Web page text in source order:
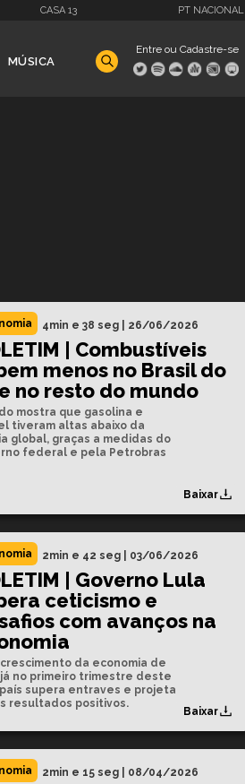
CASA 13 PT NACIONAL
MÚSICA
Entre ou Cadastre-se
4min e 38 seg| 26/06/2026
| Combustíveis
menos no Brasil do
no resto do mundo
mostra que gasolina e
tiveram altas abaixo da
global, graças a medidas do
federal e pela Petrobras
Baixar
2min e 42 seg| 03/06/2026
| Governo Lula
ceticismo e
com avanços na
crescimento da economia de
já no primeiro trimestre deste
supera entraves e projeta
resultados positivos.
Baixar
2min e 15 seg| 08/04/2026